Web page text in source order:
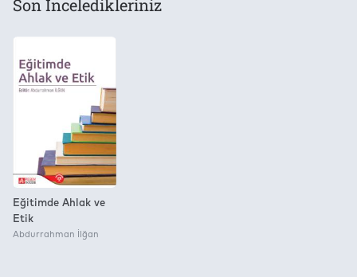
Son İnceledikleriniz
Eğitimde Ahlak ve
Etik
Abdurrahman İlğan